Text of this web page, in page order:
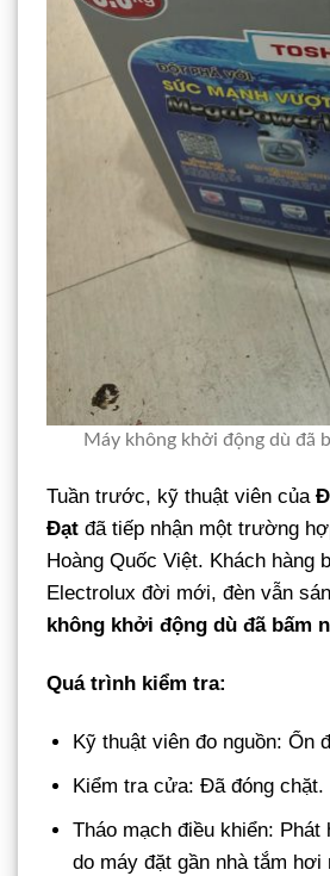
Máy không khởi động dù đã
Tuần trước, kỹ thuật viên của
Đạt đã tiếp nhận một trường
Hoàng Quốc Việt. Khách hàng
Electrolux đời mới, đèn vẫn
không khởi động dù đã bấm
Quá trình kiểm tra:
Kỹ thuật viên đo nguồn: Ổn
Kiểm tra cửa: Đã đóng chặt.
Tháo mạch điều khiển: Phát
do máy đặt gần nhà tắm